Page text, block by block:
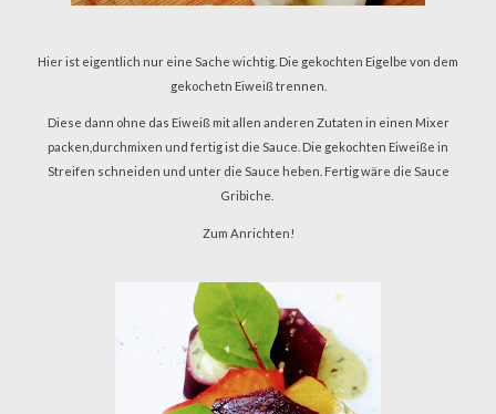
Hier ist eigentlich nur eine Sache wichtig. Die gekochten Eigelbe von dem
gekochetn Eiweiß trennen.
Diese dann ohne das Eiweiß mit allen anderen Zutaten in einen Mixer
packen,durchmixen und fertig ist die Sauce. Die gekochten Eiweiße in
Streifen schneiden und unter die Sauce heben. Fertig wäre die Sauce
Gribiche.
Zum Anrichten!